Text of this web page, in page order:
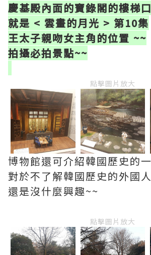
慶基殿內面的寶錄閣的樓梯口
就是 < 雲畫的月光 > 第10集
王太子親吻女主角的位置 ~~
拍攝必拍景點~~
點擊圖片放大
博物館還可介紹韓國歷史的
對於不了解韓國歷史的外國人
還是沒什麼興趣~~
點擊圖片放大